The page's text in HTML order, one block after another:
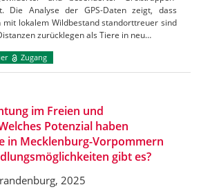
Die Analyse der GPS-Daten zeigt, dass
mit lokalem Wildbestand standorttreuer sind
zurücklegen als Tiere in neu…
Zugang
im Freien und
Potenzial haben
in Mecklenburg-Vorpommern
gibt es?
2025